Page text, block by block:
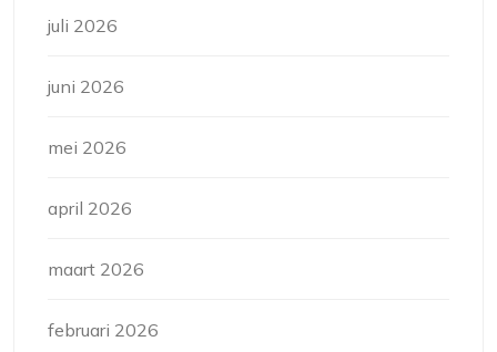
juli 2026
juni 2026
mei 2026
april 2026
maart 2026
februari 2026